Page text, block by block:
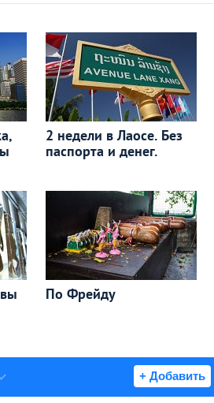
2 недели в Лаосе. Без
паспорта и денег.
По Фрейду
+ Добавить